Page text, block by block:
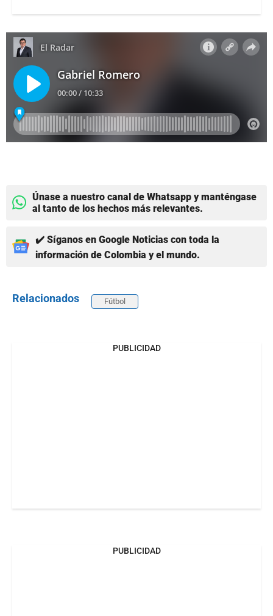
Únase a nuestro canal de Whatsapp y manténgase
al tanto de los hechos más relevantes.
✔️ Síganos en Google Noticias con toda la
información de Colombia y el mundo.
Relacionados Fútbol
PUBLICIDAD
PUBLICIDAD